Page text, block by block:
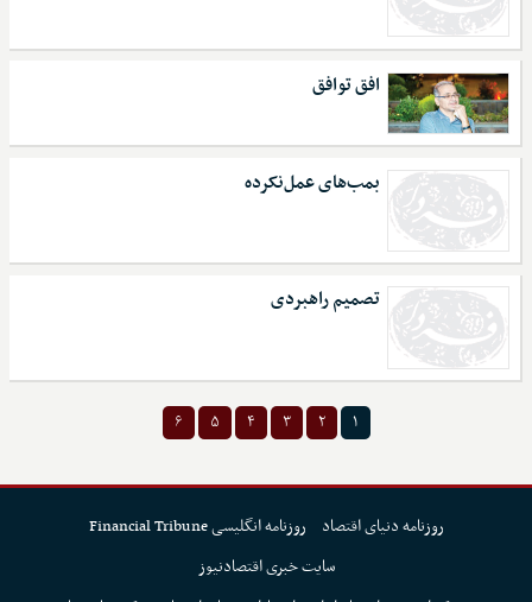
افق توافق
بمب‌های عمل‌نکرده
تصمیم راهبردی
۱ ۲ ۳ ۴ ۵ ۶
روزنامه دنیای اقتصاد
روزنامه انگلیسی Financial Tribune
سایت خبری اقتصادنیوز